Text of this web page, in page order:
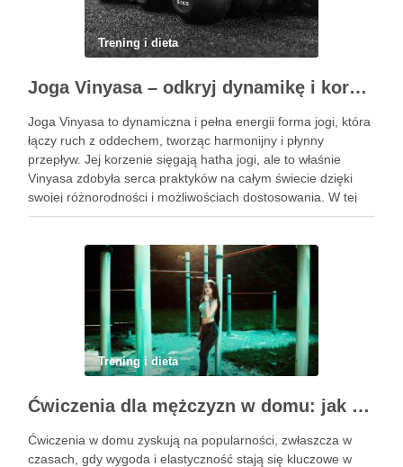
Trening i dieta
Joga Vinyasa – odkryj dynamikę i korzyści tej praktyki
Joga Vinyasa to dynamiczna i pełna energii forma jogi, która
łączy ruch z oddechem, tworząc harmonijny i płynny
przepływ. Jej korzenie sięgają hatha jogi, ale to właśnie
Vinyasa zdobyła serca praktyków na całym świecie dzięki
swojej różnorodności i możliwościach dostosowania. W tej
praktyce każdy ruch jest zsynchronizowany z oddechem, co
Trening i dieta
Ćwiczenia dla mężczyzn w domu: jak zacząć i utrzymać motywację
Ćwiczenia w domu zyskują na popularności, zwłaszcza w
czasach, gdy wygoda i elastyczność stają się kluczowe w